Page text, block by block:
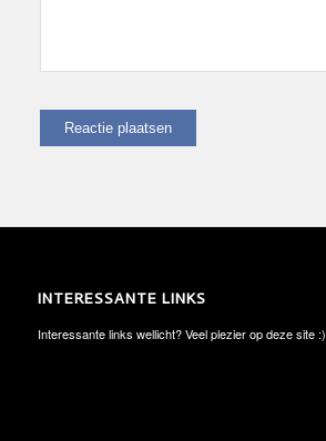
INTERESSANTE LINKS
Interessante links wellicht? Veel plezier op deze site :)